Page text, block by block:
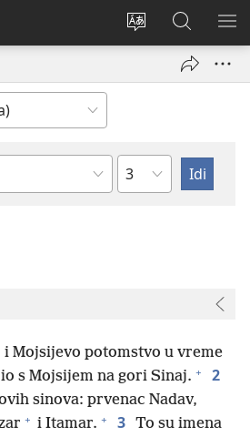
Promeni
Prijava
(otvara
Pretraga
sajta
JW.ORG
Poglavlje
Mojsijevo potomstvo u vreme
s Mojsijem na gori Sinaj. + 2
sinova: prvenac Nadav,
+ i Itamar. + 3 To su imena